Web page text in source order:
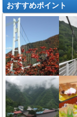
おすすめポイント